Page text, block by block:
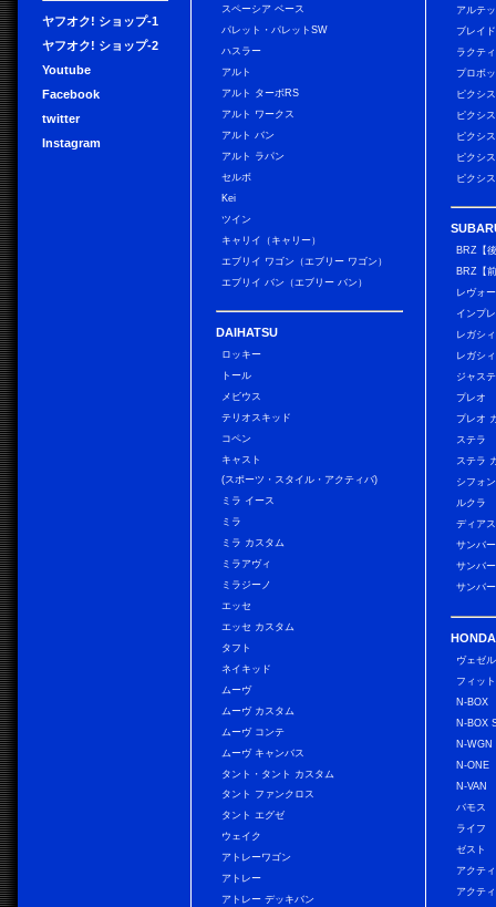
ヤフオク! ショップ-1
ヤフオク! ショップ-2
Youtube
Facebook
twitter
Instagram
スペーシア ベース
パレット・パレットSW
ハスラー
アルト
アルト ターボRS
アルト ワークス
アルト バン
アルト ラパン
セルボ
Kei
ツイン
キャリイ（キャリー）
エブリイ ワゴン（エブリー ワゴン）
エブリイ バン（エブリー バン）
DAIHATSU
ロッキー
トール
メビウス
テリオスキッド
コペン
キャスト
(スポーツ・スタイル・アクティバ)
ミラ イース
ミラ
ミラ カスタム
ミラアヴィ
ミラジーノ
エッセ
エッセ カスタム
タフト
ネイキッド
ムーヴ
ムーヴ カスタム
ムーヴ コンテ
ムーヴ キャンバス
タント・タント カスタム
タント ファンクロス
タント エグゼ
ウェイク
アトレーワゴン
アトレー
アトレー デッキバン
アルテ
ブレイド
ラクテ
プロボ
ピクシ
ピクシ
ピクシ
ピクシ
ピクシ
BRZ【
BRZ【
レヴォ
インプ
レガシ
レガシ
ジャス
プレオ
プレオ
ステラ
ステラ
シフォ
ルクラ
ディア
サンバ
サンバ
サンバ
HONDA
ヴェゼル
フィット
N-BOX
N-BOX
N-WGN
N-ONE
N-VAN
バモス
ライフ
ゼスト
アクテ
アクテ